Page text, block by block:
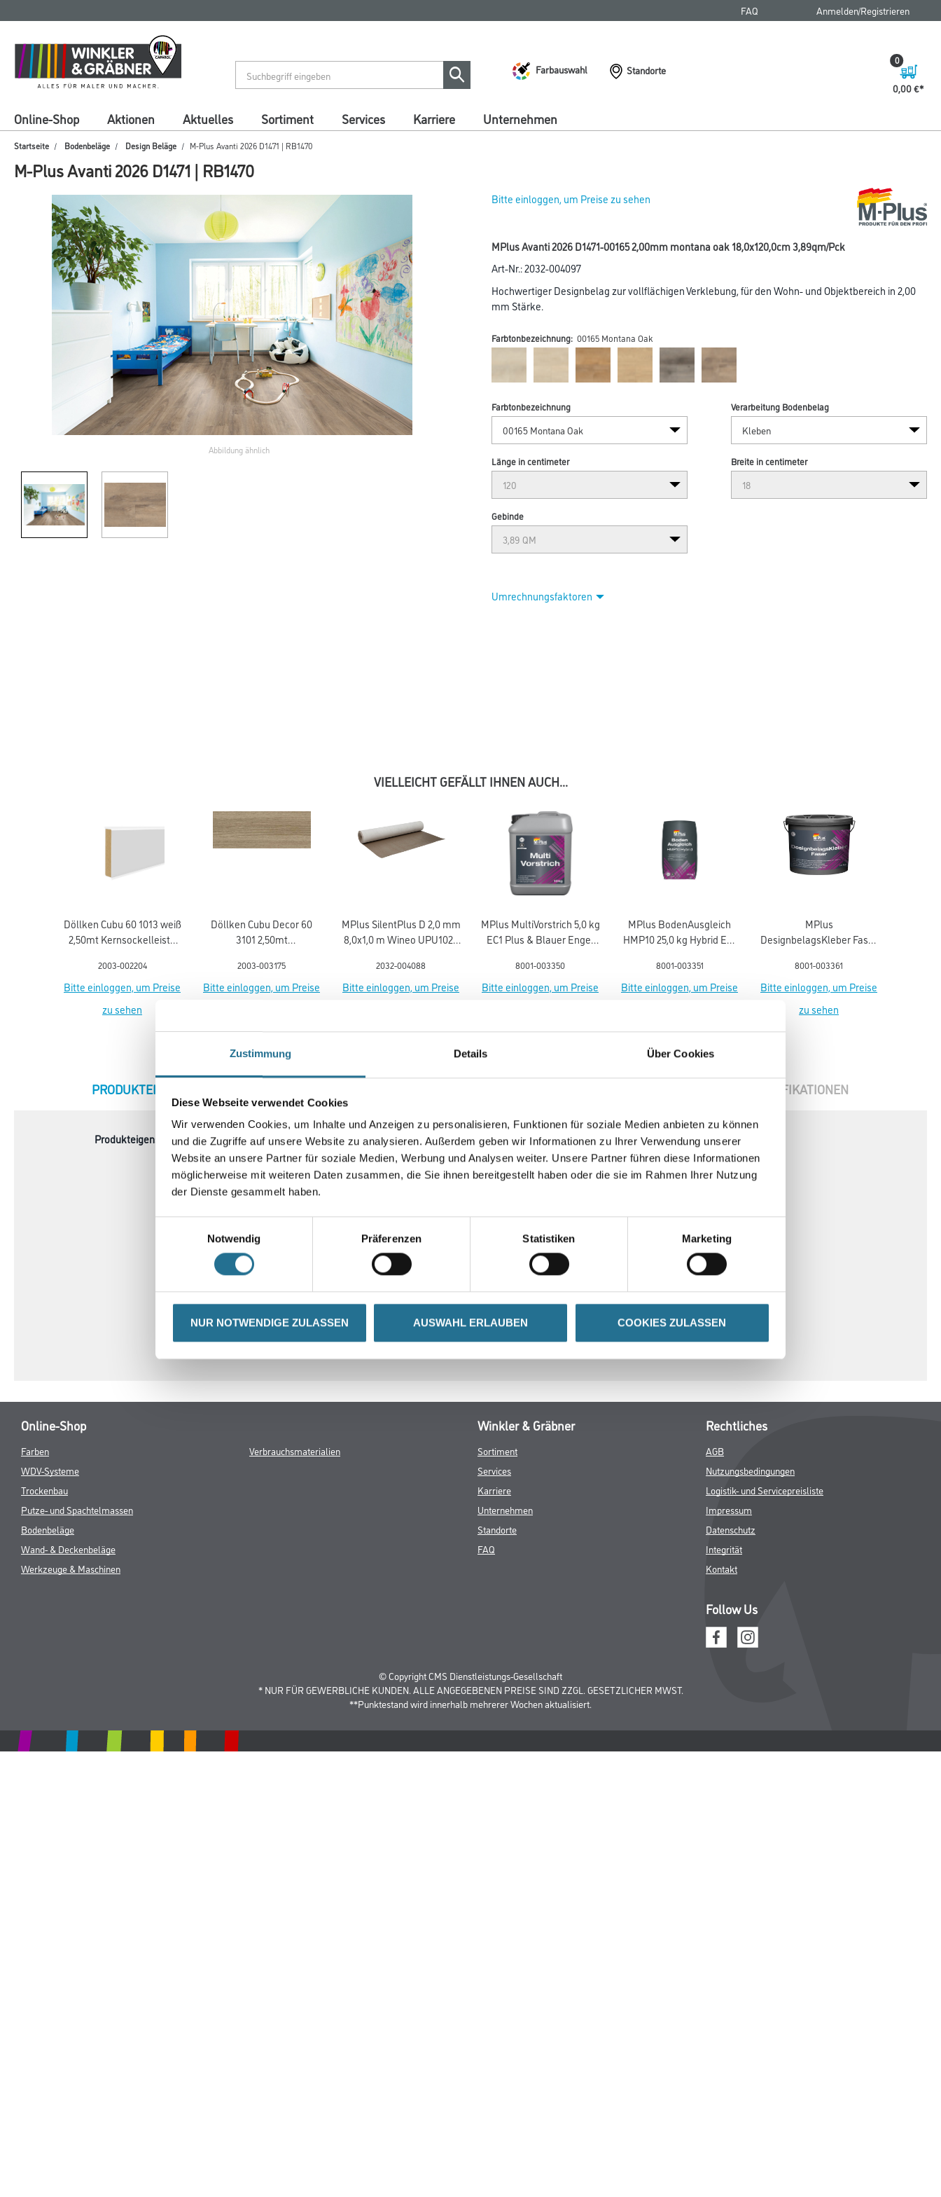
Zustimmung Details Über Cookies
Diese Webseite verwendet Cookies
Wir verwenden Cookies, um Inhalte und Anzeigen zu personalisieren, Funktionen für soziale Medien anbieten zu können
und die Zugriffe auf unsere Website zu analysieren. Außerdem geben wir Informationen zu Ihrer Verwendung unserer
Website an unsere Partner für soziale Medien, Werbung und Analysen weiter. Unsere Partner führen diese Informationen
möglicherweise mit weiteren Daten zusammen, die Sie ihnen bereitgestellt haben oder die sie im Rahmen Ihrer Nutzung
der Dienste gesammelt haben.
Notwendig
Präferenzen Statistiken Marketing
NUR NOTWENDIGE ZULASSEN AUSWAHL ERLAUBEN COOKIES ZULASSEN
springen
springen
FAQ Anmelden/Registrieren
Farbauswahl
Standorte
0,00 €
0
Online-Shop Aktionen Aktuelles Sortiment Services Karriere Unternehmen
Startseite Bodenbeläge Design Beläge M-Plus Avanti 2026 D1471 | RB1470
M-Plus Avanti 2026 D1471 | RB1470
Abbildung ähnlich
Bitte einloggen, um Preise zu sehen
MPlus Avanti 2026 D1471-00165 2,00mm montana oak 18,0x120,0cm 3,89qm/Pck
Art-Nr.:2032-004097
Hochwertiger Designbelag zur vollflächigen Verklebung, für den Wohn- und Objektbereich in 2,00
mm Stärke.
Farbtonbezeichnung: 00165 Montana Oak
Farbtonbezeichnung Verarbeitung Bodenbelag
Länge in centimeter Breite in centimeter
Gebinde
Umrechnungsfaktoren
VIELLEICHT GEFÄLLT IHNEN AUCH...
Döllken Cubu 60 1013 weiß
2,50mt Kernsockelleiste
2003-002204
Bitte einloggen, um Preise
zu sehen
Döllken Cubu Decor 60
3101 2,50mt
2003-003175
Bitte einloggen, um Preise
MPlus SilentPlus D 2,0 mm
8,0x1,0 m Wineo UPU1020
2032-004088
Bitte einloggen, um Preise
MPlus MultiVorstrich 5,0 kg
EC1 Plus & Blauer Engel
8001-003350
Bitte einloggen, um Preise
MPlus BodenAusgleich
HMP10 25,0 kg Hybrid EC1
8001-003351
Bitte einloggen, um Preise
MPlus
DesignbelagsKleber Faser
8001-003361
Bitte einloggen, um Preise
zu sehen
CURRENT
PRODUKTEIGENSCHAFTEN SPEZIFIKATIONEN
Produkteigenschaft
- Belagsart: Designbelag
- Abmessung: 1200 x 180 mm
- Gesamtstärke: 2,00 mm
- Inhalt je Pak.: 3,89 m²
- Inhalt je Pal.: 233,40 m²
- Fase: Mikrofase V4
- Nutzschicht: 0,40 mm
- Oberflächenvergütung: PUR
- Nutzungsklasse: 23/32/41
- Brandverhalten: Bfl-s1
- Rutschhemmung: R 9
- Trittschalldämmung: 4 dB
- Fußbodenheizung: geeignet, max. 27 °C
Online-Shop
Farben
WDV-Systeme
Trockenbau
Putze- und Spachtelmassen
Bodenbeläge
Wand- & Deckenbeläge
Werkzeuge & Maschinen
Verbrauchsmaterialien
Winkler & Gräbner
Sortiment
Services
Karriere
Unternehmen
Standorte
FAQ
Rechtliches
AGB
Nutzungsbedingungen
Logistik- und Servicepreisliste
Impressum
Datenschutz
Integrität
Kontakt
Follow Us
© Copyright CMS Dienstleistungs-Gesellschaft
* NUR FÜR GEWERBLICHE KUNDEN. ALLE ANGEGEBENEN PREISE SIND ZZGL. GESETZLICHER MWST.
**Punktestand wird innerhalb mehrerer Wochen aktualisiert.